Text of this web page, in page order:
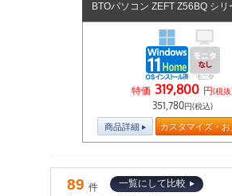
BTOパソコン ZEFT Z56BQ シリ
特価 319,800 円(税抜
351,780円(税込)
商品詳細 カスタマイズ・
89 件
一覧にして比較